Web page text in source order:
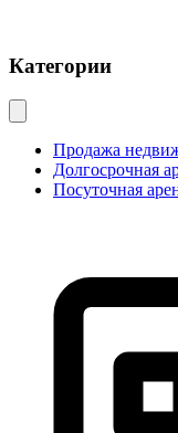
Категории
Продажа
Долгосрочная
Посуточная